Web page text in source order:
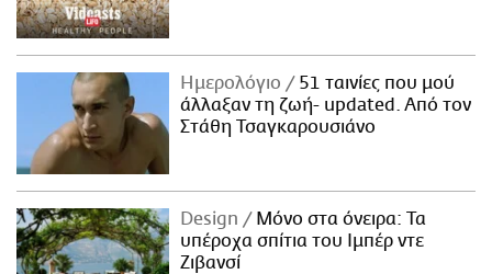
Ημερολόγιο
51 ταινίες που μού
άλλαξαν τη ζωή- updated. Aπό τον
Στάθη Τσαγκαρουσιάνο
Design
Μόνο στα όνειρα: Τα
υπέροχα σπίτια του Ιμπέρ ντε
Ζιβανσί